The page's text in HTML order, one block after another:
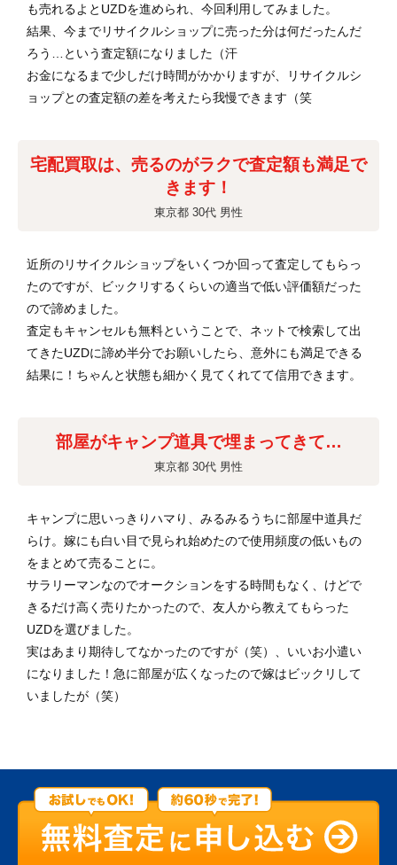
も売れるよとUZDを進められ、今回利用してみました。
結果、今までリサイクルショップに売った分は何だったんだ
ろう…という査定額になりました（汗
お金になるまで少しだけ時間がかかりますが、リサイクルシ
ョップとの査定額の差を考えたら我慢できます（笑
宅配買取は、売るのがラクで査定額も満足で
きます！
東京都 30代 男性
近所のリサイクルショップをいくつか回って査定してもらっ
たのですが、ビックリするくらいの適当で低い評価額だった
ので諦めました。
査定もキャンセルも無料ということで、ネットで検索して出
てきたUZDに諦め半分でお願いしたら、意外にも満足できる
結果に！ちゃんと状態も細かく見てくれてて信用できます。
部屋がキャンプ道具で埋まってきて…
東京都 30代 男性
キャンプに思いっきりハマり、みるみるうちに部屋中道具だ
らけ。嫁にも白い目で見られ始めたので使用頻度の低いもの
をまとめて売ることに。
サラリーマンなのでオークションをする時間もなく、けどで
きるだけ高く売りたかったので、友人から教えてもらった
UZDを選びました。
実はあまり期待してなかったのですが（笑）、いいお小遣い
になりました！急に部屋が広くなったので嫁はビックリして
いましたが（笑）